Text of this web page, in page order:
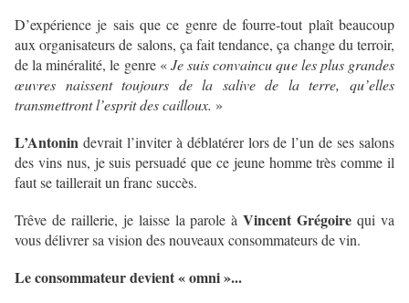
D’expérience je sais que ce genre de fourre-tout plaît beaucoup
aux organisateurs de salons, ça fait tendance, ça change du terroir,
de la minéralité, le genre «Je suis convaincu que les plus grandes
œuvres naissent toujours de la salive de la terre, qu’elles
transmettront l’esprit des cailloux. »
L’Antonin devrait l’inviter à déblatérer lors de l’un de ses salons
des vins nus, je suis persuadé que ce jeune homme très comme il
faut se taillerait un franc succès.
Trêve de raillerie, je laisse la parole àVincent Grégoire qui va
vous délivrer sa vision des nouveaux consommateurs de vin.
Le consommateur devient « omni »...